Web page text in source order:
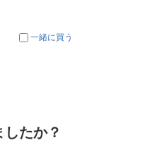
一緒に買う
たか？